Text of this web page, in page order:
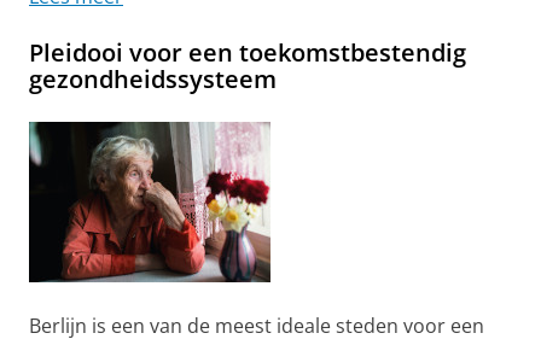
Pleidooi voor een toekomstbestendig
gezondheidssysteem
Berlijn is een van de meest ideale steden voor een